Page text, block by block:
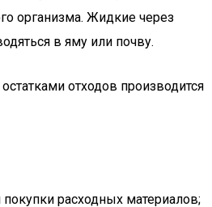
организма. Жидкие через
в яму или почву.
отходов производится
расходных материалов;